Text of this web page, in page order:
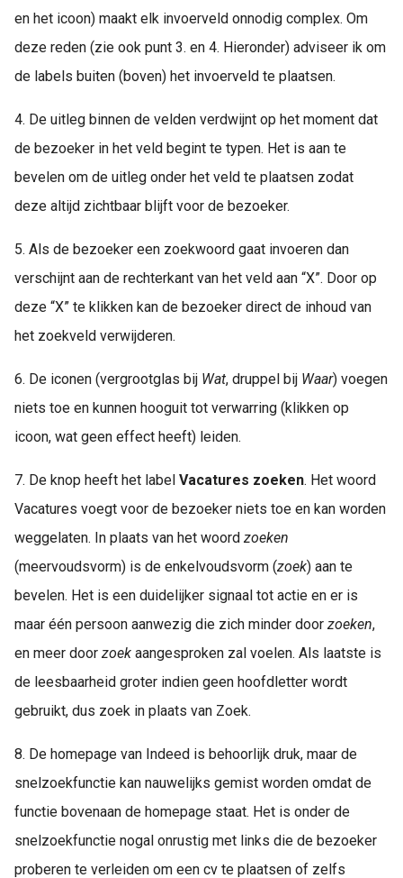
en het icoon) maakt elk invoerveld onnodig complex. Om
deze reden (zie ook punt 3. en 4. Hieronder) adviseer ik om
de labels buiten (boven) het invoerveld te plaatsen.
4. De uitleg binnen de velden verdwijnt op het moment dat
de bezoeker in het veld begint te typen. Het is aan te
bevelen om de uitleg onder het veld te plaatsen zodat
deze altijd zichtbaar blijft voor de bezoeker.
5. Als de bezoeker een zoekwoord gaat invoeren dan
verschijnt aan de rechterkant van het veld aan “X”. Door op
deze “X” te klikken kan de bezoeker direct de inhoud van
het zoekveld verwijderen.
6. De iconen (vergrootglas bij Wat, druppel bij Waar) voegen
niets toe en kunnen hooguit tot verwarring (klikken op
icoon, wat geen effect heeft) leiden.
7. De knop heeft het label Vacatures zoeken. Het woord
Vacatures voegt voor de bezoeker niets toe en kan worden
weggelaten. In plaats van het woord zoeken
(meervoudsvorm) is de enkelvoudsvorm (zoek) aan te
bevelen. Het is een duidelijker signaal tot actie en er is
maar één persoon aanwezig die zich minder door zoeken,
en meer door zoek aangesproken zal voelen. Als laatste is
de leesbaarheid groter indien geen hoofdletter wordt
gebruikt, dus zoek in plaats van Zoek.
8. De homepage van Indeed is behoorlijk druk, maar de
snelzoekfunctie kan nauwelijks gemist worden omdat de
functie bovenaan de homepage staat. Het is onder de
snelzoekfunctie nogal onrustig met links die de bezoeker
proberen te verleiden om een cv te plaatsen of zelfs